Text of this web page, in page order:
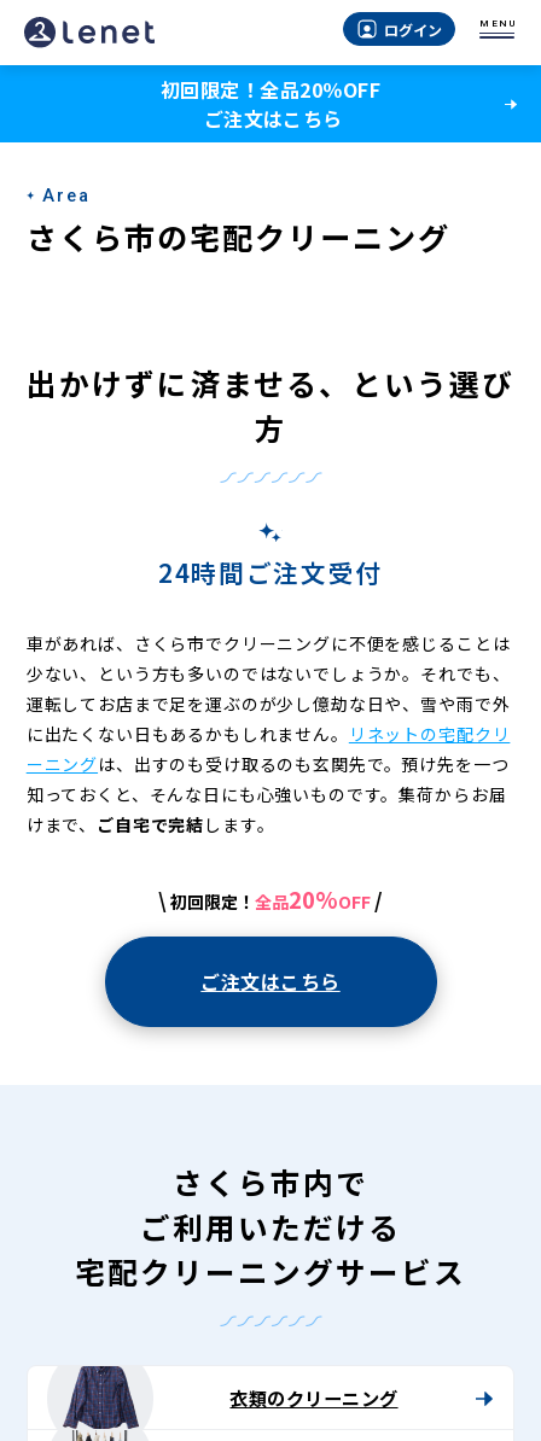
さ
く
市
の
宅
リ
ー
ログイン MENU
初回限定！全品20％OFF
ご注文はこちら
Area
さくら市の宅配クリーニング
出かけずに済ませる、という選び
方
24時間ご注文受付
車があれば、さくら市でクリーニングに不便を感じることは
少ない、という方も多いのではないでしょうか。それでも、
運転してお店まで足を運ぶのが少し億劫な日や、雪や雨で外
に出たくない日もあるかもしれません。
リネットの宅配クリ
ーニングは、出すのも受け取るのも玄関先で。預け先を一つ
知っておくと、そんな日にも心強いものです。集荷からお届
けまで、 ご自宅で完結 します。
\ 初回限定！ 全品20%OFF /
ご注文はこちら
さくら市内で
ご利用いただける
宅配クリーニングサービス
衣類のクリーニング